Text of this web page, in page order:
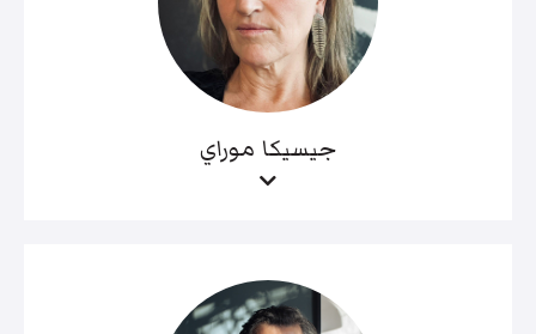
جيسيكا موراي